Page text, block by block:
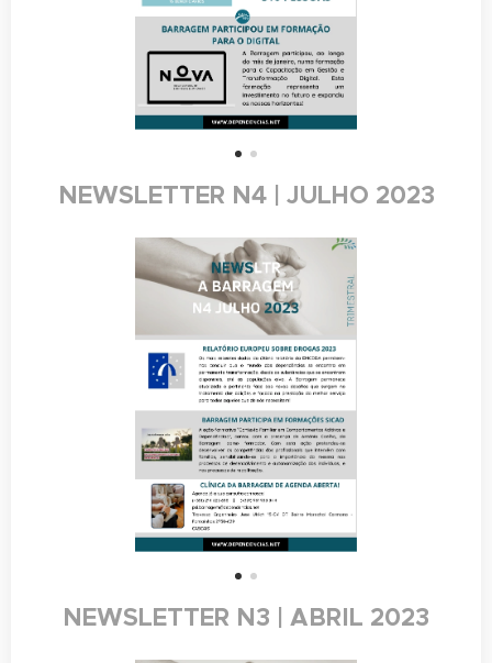
NEWSLETTER N4 | JULHO 2023
NEWSLETTER N3 | ABRIL 2023